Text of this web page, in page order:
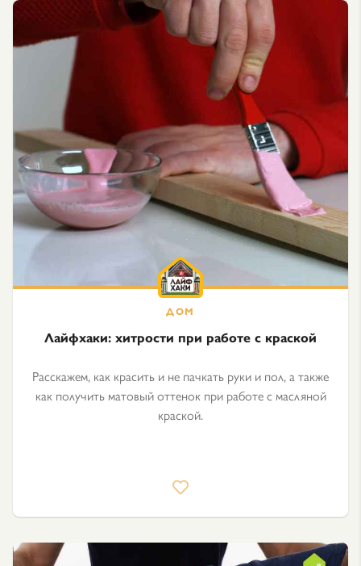
Лайфхаки: хитрости при работе с краской
Расскажем, как красить и не пачкать руки и пол, а также
как получить матовый оттенок при работе с масляной
краской.